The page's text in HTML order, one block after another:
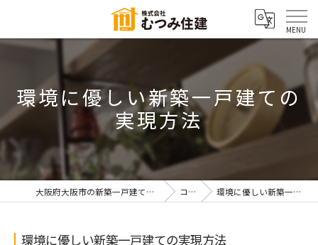
環境に優しい新築一戸建ての
実現方法
大阪府大阪市の新築一戸建てなら株式会社むつみ住建 コラム 環境に優しい新築一戸建ての実現方法
環境に優しい新築一戸建ての実現方法